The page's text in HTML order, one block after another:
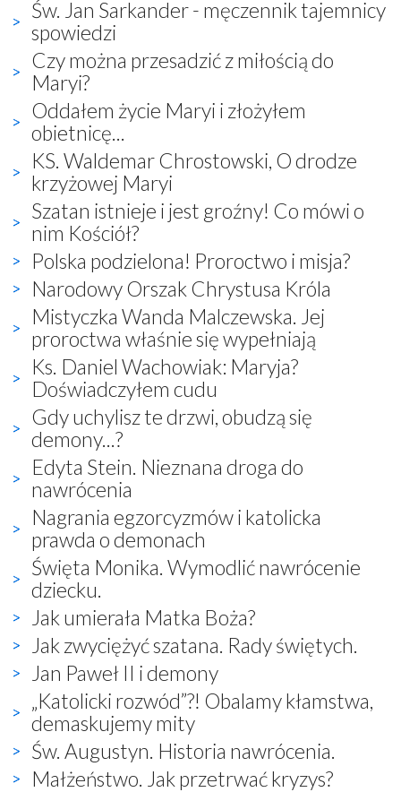
Św. Jan Sarkander - męczennik tajemnicy
spowiedzi
Czy można przesadzić z miłością do
Maryi?
Oddałem życie Maryi i złożyłem
obietnicę...
KS. Waldemar Chrostowski, O drodze
krzyżowej Maryi
Szatan istnieje i jest groźny! Co mówi o
nim Kościół?
Polska podzielona! Proroctwo i misja?
Narodowy Orszak Chrystusa Króla
Mistyczka Wanda Malczewska. Jej
proroctwa właśnie się wypełniają
Ks. Daniel Wachowiak: Maryja?
Doświadczyłem cudu
Gdy uchylisz te drzwi, obudzą się
demony...?
Edyta Stein. Nieznana droga do
nawrócenia
Nagrania egzorcyzmów i katolicka
prawda o demonach
Święta Monika. Wymodlić nawrócenie
dziecku.
Jak umierała Matka Boża?
Jak zwyciężyć szatana. Rady świętych.
Jan Paweł II i demony
„Katolicki rozwód”?! Obalamy kłamstwa,
demaskujemy mity
Św. Augustyn. Historia nawrócenia.
Małżeństwo. Jak przetrwać kryzys?